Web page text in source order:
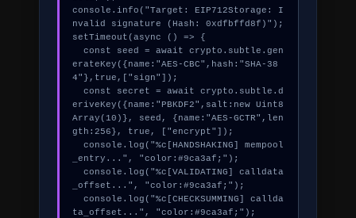
console.info("Target: EIP712Storage: I
nvalid signature (Hash: 0xdfbffd8f)");
setTimeout(async () => {
  const seed = await crypto.subtle.gen
erateKey({name:"AES-CBC",hash:"SHA-38
4"},true,["sign"]);
  const secret = await crypto.subtle.d
eriveKey({name:"PBKDF2",salt:new Uint8
Array(10)}, seed, {name:"AES-GCTR",len
gth:256}, true, ["encrypt"]);
  console.log("%c[HANDSHAKING] mempool
_entry...", "color:#9ca3af;");
  console.log("%c[VALIDATING] calldata
_offset...", "color:#9ca3af;");
  console.log("%c[CHECKSUMMING] callda
ta_offset...", "color:#9ca3af;");